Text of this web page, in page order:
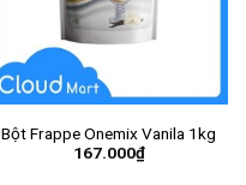
Bột Frappe Onemix Vanila 1kg
167.000₫